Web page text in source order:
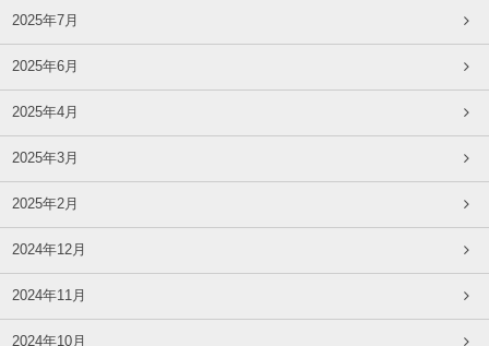
2025年7月
2025年6月
2025年4月
2025年3月
2025年2月
2024年12月
2024年11月
2024年10月